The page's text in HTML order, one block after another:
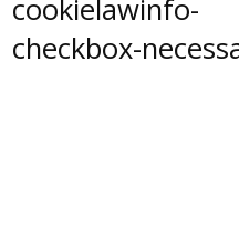
cookielawinfo-
checkbox-